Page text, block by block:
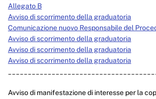
Allegato B
Avviso di scorrimento della graduatoria
Comunicazione nuovo Responsabile del
Avviso di scorrimento della graduatoria
Avviso di scorrimento della graduatoria
Avviso di scorrimento della graduatoria
Avviso di manifestazione di interesse per la